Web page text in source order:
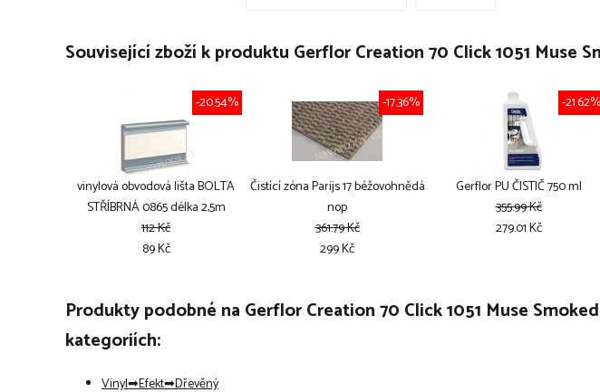
Související zboží k produktu Gerflor Creation 70 Click 1051 Muse
vinylová obvodová lišta BOLTA
STŘÍBRNÁ 0865 délka 2,5m
-20.54%
112 Kč
89 Kč
Čistící zóna Parijs 17 béžovohnědá
nop
-17.36%
361.79 Kč
299 Kč
Gerflor PU ČISTIČ 750 ml
-21.62%
355.99 Kč
279.01 Kč
Produkty podobné na Gerflor Creation 70 Click 1051 Muse
kategoriích:
Vinyl Efekt Dřevěný